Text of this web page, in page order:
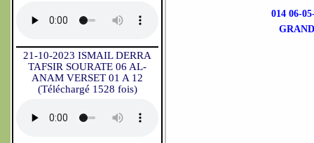
21-10-2023 ISMAIL DERRA
TAFSIR SOURATE 06 AL-
ANAM VERSET 01 A 12
(Téléchargé 1528 fois)
014 06-